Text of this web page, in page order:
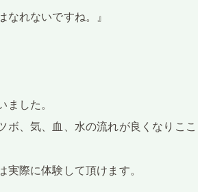
なれないですね。』
した。
ボ、気、血、水の流れが良くなりこ
際に体験して頂けます。